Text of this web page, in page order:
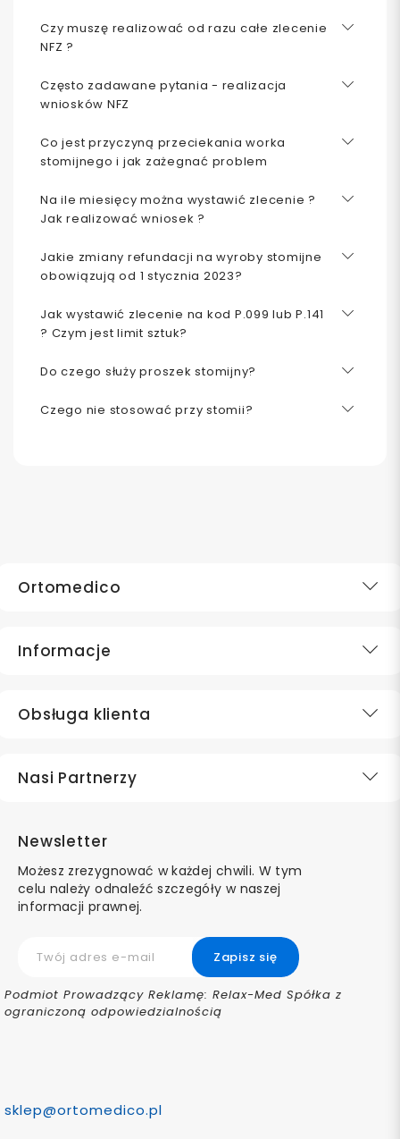
Czy muszę realizować od razu całe zlecenie
NFZ ?
Często zadawane pytania - realizacja
wniosków NFZ
Co jest przyczyną przeciekania worka
stomijnego i jak zażegnać problem
Na ile miesięcy można wystawić zlecenie ?
Jak realizować wniosek ?
Jakie zmiany refundacji na wyroby stomijne
obowiązują od 1 stycznia 2023?
Jak wystawić zlecenie na kod P.099 lub P.141
? Czym jest limit sztuk?
Do czego służy proszek stomijny?
Czego nie stosować przy stomii?
Ortomedico
Informacje
Obsługa klienta
Nasi Partnerzy
Newsletter
Możesz zrezygnować w każdej chwili. W tym
celu należy odnaleźć szczegóły w naszej
informacji prawnej.
Podmiot Prowadzący Reklamę: Relax-Med Spółka z
ograniczoną odpowiedzialnością
sklep@ortomedico.pl